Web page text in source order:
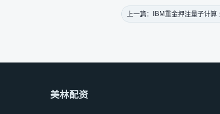
上一篇：IBM重金押注量子计
美林配资